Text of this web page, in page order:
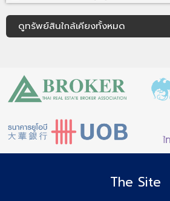
ดูทรัพย์สินใกล้เคียงทั้งหมด
The Site